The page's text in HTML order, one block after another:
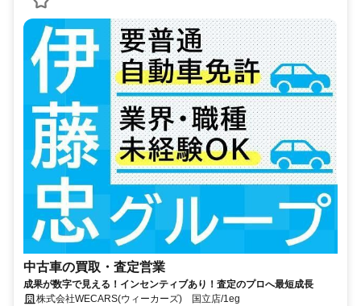
中古車の買取・査定営業
成果が数字で見える！インセンティブあり！査定のプロへ最短成長
株式会社WECARS(ウィーカーズ) 国立店/1eg